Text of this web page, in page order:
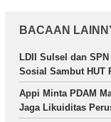
BACAAN
LDII Sulsel dan
Sosial Sambut HUT
Appi Minta PDAM
Jaga Likuiditas